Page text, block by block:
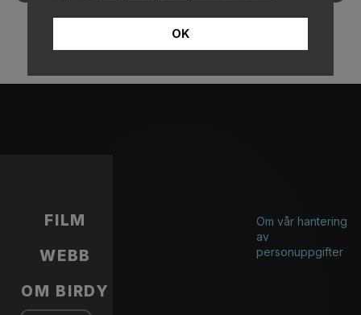
FILM
WEBB
OM BIRDY
Om vår hantering
av
personuppgifter
OK